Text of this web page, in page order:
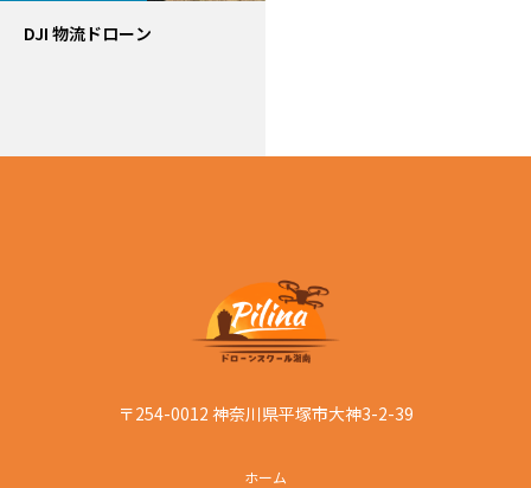
DJI 物流ドローン
〒254-0012 神奈川県平塚市大神3-2-39
ホーム